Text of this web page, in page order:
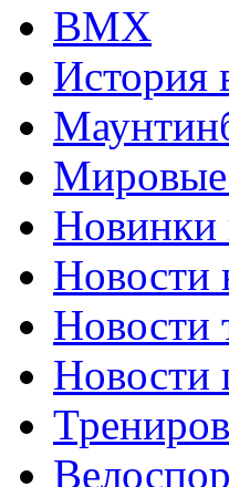
ВМХ
История
Мировые
Новинки
Новости
Новости
Новости